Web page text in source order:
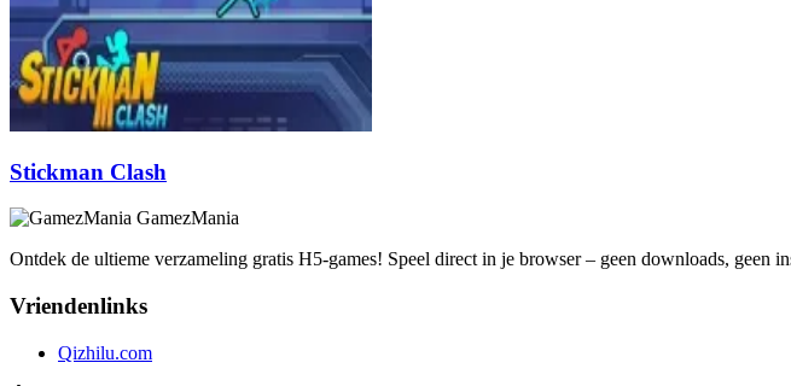
Stickman Clash
GamezMania
Ontdek de ultieme verzameling gratis H5-games! Speel direct in je browser – geen downloads, geen
Vriendenlinks
Qizhilu.com